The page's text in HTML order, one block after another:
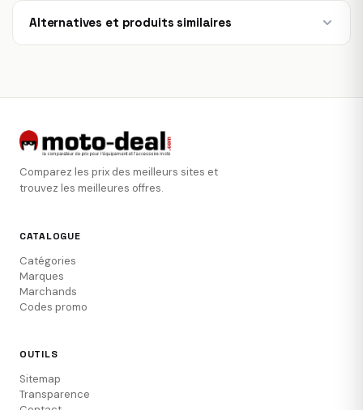
Alternatives et produits similaires
Comparez les prix des meilleurs sites et
trouvez les meilleures offres.
CATALOGUE
Catégories
Marques
Marchands
Codes promo
OUTILS
Sitemap
Transparence